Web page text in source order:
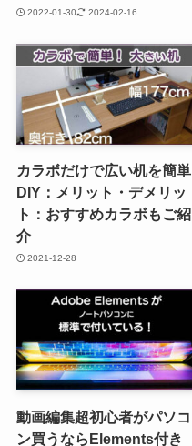
2022-01-30 2024-02-16
カラボだけで広い机を簡単
DIY：メリット・デメリッ
ト：おすすめカラボもご紹
介
2021-12-28
動画編集超初心者がパソコ
ン買うならElements付き